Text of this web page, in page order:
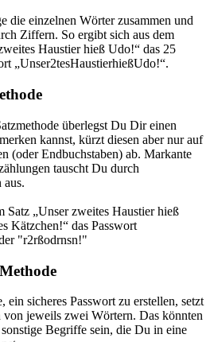
die einzelnen Wörter zusammen und
Ziffern. So ergibt sich aus dem
Haustier hieß Udo!“ das 25
„Unser2tesHaustierhießUdo!“.
überlegst Du Dir einen
kannst, kürzt diesen aber nur auf
(oder Endbuchstaben) ab. Markante
tauscht Du durch
aus.
Satz „Unser zweites Haustier hieß
Kätzchen!“ das Passwort
"r2rßodrnsn!"
ein sicheres Passwort zu erstellen, setzt
jeweils zwei Wörtern. Das könnten
Begriffe sein, die Du in eine